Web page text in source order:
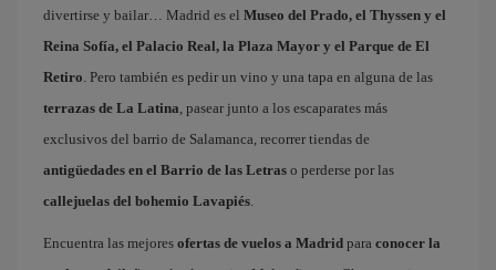
divertirse y bailar… Madrid es el Museo del Prado, el Thyssen y el
Reina Sofía, el Palacio Real, la Plaza Mayor y el Parque de El
Retiro. Pero también es pedir un vino y una tapa en alguna de las
terrazas de La Latina, pasear junto a los escaparates más
exclusivos del barrio de Salamanca, recorrer tiendas de
antigüedades en el Barrio de las Letras o perderse por las
callejuelas del bohemio Lavapiés.
Encuentra las mejores ofertas de vuelos a Madrid para conocer la